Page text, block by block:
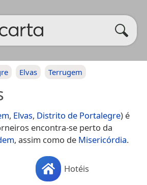
Elvas Terrugem
, Elvas, Distrito de Portalegre) é
encontra-se perto da
, assim como de Misericórdia.
Hotéis